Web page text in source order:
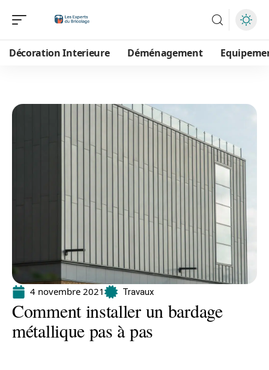
Décoration Interieure Déménagement
4 novembre 2021 Travaux
Comment installer un bardage
métallique pas à pas